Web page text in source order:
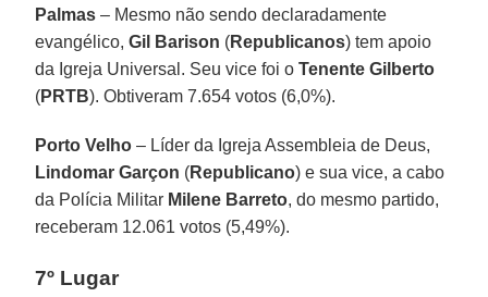
Palmas – Mesmo não sendo declaradamente
evangélico,Gil Barison (Republicanos) tem apoio
da Igreja Universal. Seu vice foi oTenente Gilberto
(PRTB). Obtiveram 7.654 votos (6,0%).
Porto Velho – Líder da Igreja Assembleia de Deus,
Lindomar Garçon (Republicano) e sua vice, a cabo
da Polícia Militar Milene Barreto, do mesmo partido,
receberam 12.061 votos (5,49%).
7º Lugar